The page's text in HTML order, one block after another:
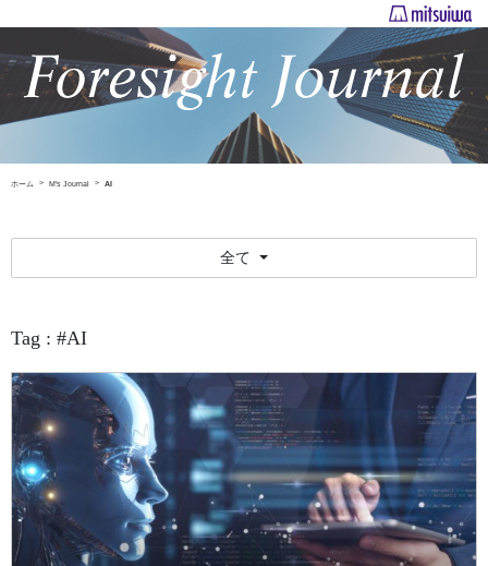
ホーム M's Journal AI
全て
Tag : #AI